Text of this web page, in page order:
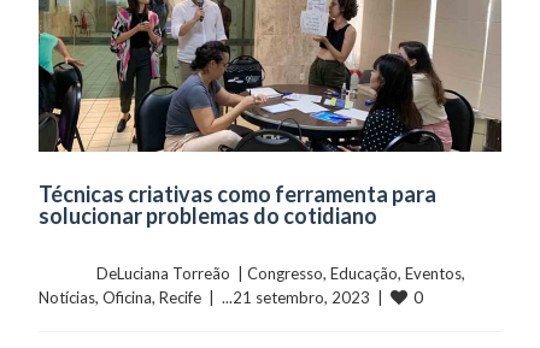
Técnicas criativas como ferramenta para
solucionar problemas do cotidiano
	    	DeLuciana Torreão  |
Congresso, Educação, Eventos
Notícias, Oficina, Recife
  |  ...21 setembro, 2023  |
0